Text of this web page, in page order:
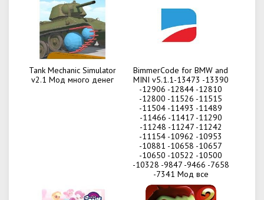
Tank Mechanic Simulator
v2.1 Мод много денег
BimmerCode for BMW and
MINI v5.1.1-13473 -13390
-12906 -12844 -12810
-12800 -11526 -11515
-11504 -11493 -11489
-11466 -11417 -11290
-11248 -11247 -11242
-11154 -10962 -10953
-10881 -10658 -10657
-10650 -10522 -10500
-10328 -9847 -9466 -7658
-7341 Мод все